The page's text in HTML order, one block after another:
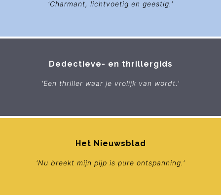
'Charmant, lichtvoetig en geestig.'
Dedectieve- en thrillergids
'Een thriller waar je vrolijk van wordt.'
Het Nieuwsblad
'Nu breekt mijn pijp is pure ontspanning.'